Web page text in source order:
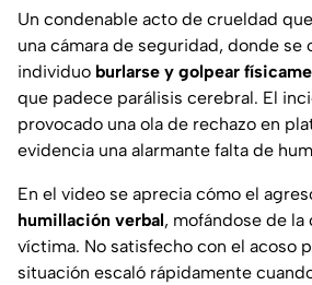
Un condenable acto de crueldad
una cámara de seguridad, donde se
individuo burlarse y golpear
que padece parálisis cerebral. El
provocado una ola de rechazo en
evidencia una alarmante falta de
En el video se aprecia cómo el
humillación verbal, mofándose de
víctima. No satisfecho con el acoso
situación escaló rápidamente